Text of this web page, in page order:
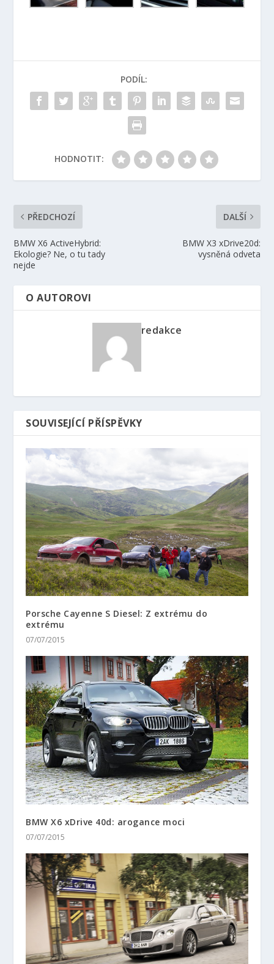
PODÍL:
HODNOTIT:
PŘEDCHOZÍ
BMW X6 ActiveHybrid:
Ekologie? Ne, o tu tady
nejde
DALŠÍ
BMW X3 xDrive20d:
vysněná odveta
O AUTOROVI
redakce
SOUVISEJÍCÍ PŘÍSPĚVKY
Porsche Cayenne S Diesel: Z extrému do
extrému
07/07/2015
BMW X6 xDrive 40d: arogance moci
07/07/2015